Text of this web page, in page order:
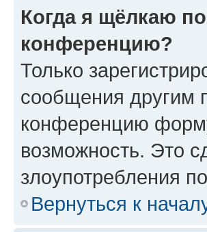
Когда я щёлкаю
конференцию?
Только
сообщения другим
конференцию
возможность. Это
злоупотребления
Вернуться к